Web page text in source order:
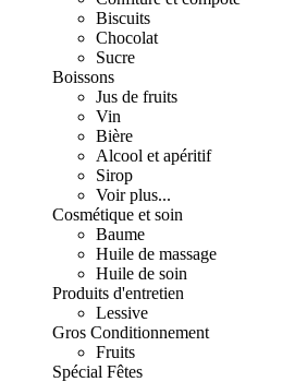
Biscuits
Chocolat
Sucre
Boissons
Jus de fruits
Vin
Bière
Alcool et apéritif
Sirop
Voir plus...
Cosmétique et soin
Baume
Huile de massage
Huile de soin
Produits d'entretien
Lessive
Gros Conditionnement
Fruits
Spécial Fêtes